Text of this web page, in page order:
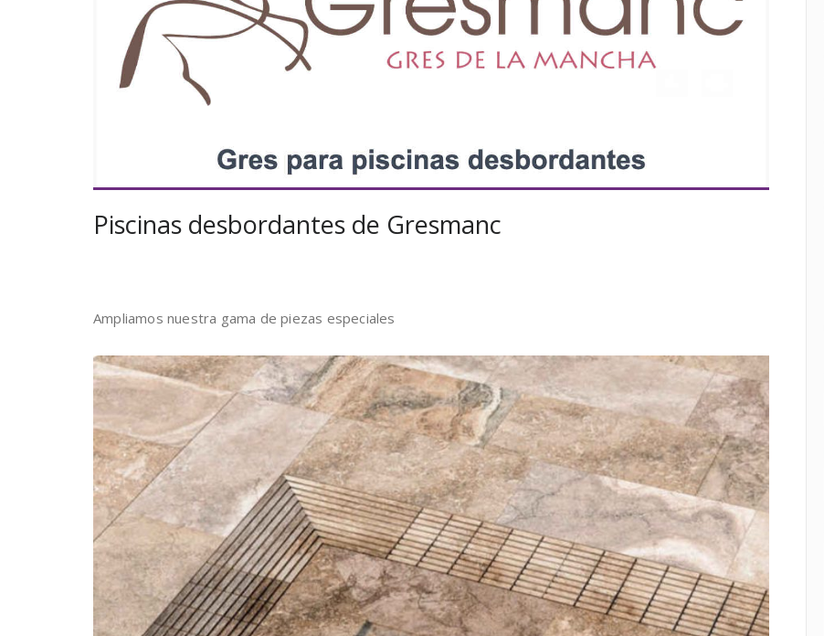
Piscinas desbordantes de Gresmanc
Ampliamos nuestra gama de piezas especiales